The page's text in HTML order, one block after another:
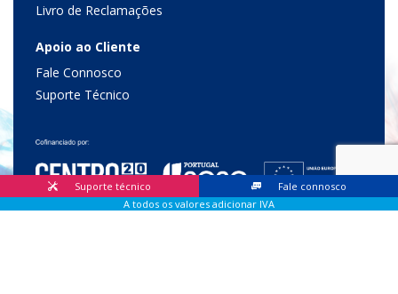
Livro de Reclamações
Apoio ao Cliente
Fale Connosco
Suporte Técnico
Suporte técnico
Fale connosco
A todos os valores adicionar IVA